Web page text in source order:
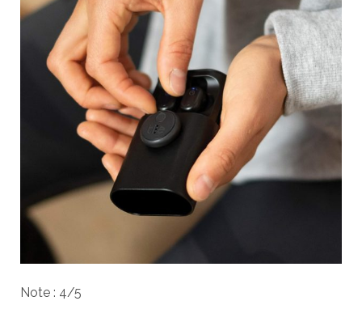
Note : 4/5